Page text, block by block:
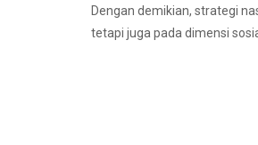
Dengan demikian, strategi
tetapi juga pada dimensi